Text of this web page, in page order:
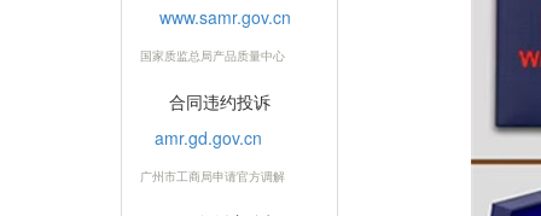
www.samr.gov.cn
国家质监总局产品质量中心
合同违约投诉
amr.gd.gov.cn
广州市工商局申请官方调解